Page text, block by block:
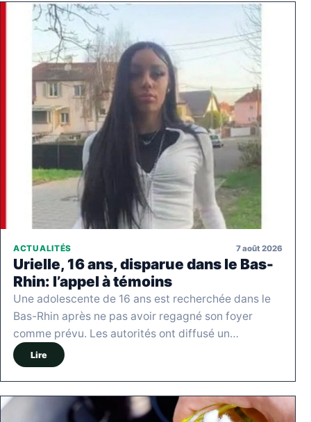
ACTUALITÉS 7 août 2026
Urielle, 16 ans, disparue dans le Bas-
Rhin: l’appel à témoins
Une adolescente de 16 ans est recherchée dans le
Bas-Rhin après ne pas avoir regagné son foyer
comme prévu. Les autorités ont diffusé un…
Lire